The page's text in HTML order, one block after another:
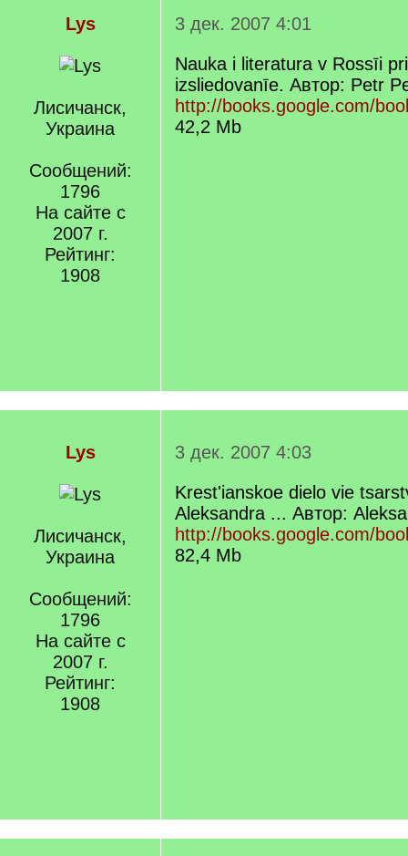
Lys
Лисичанск,
Украина
Сообщений:
1796
На сайте с
2007 г.
Рейтинг:
1908
3 дек. 2007 4:01
Nauka i literatura v Rossīi
izsliedovanīe. Автор: Petr
http://books.google.com/
42,2 Mb
Lys
Лисичанск,
Украина
Сообщений:
1796
На сайте с
2007 г.
Рейтинг:
1908
3 дек. 2007 4:03
Krest'ianskoe dielo vie
Aleksandra ... Автор:
http://books.google.com/
82,4 Mb